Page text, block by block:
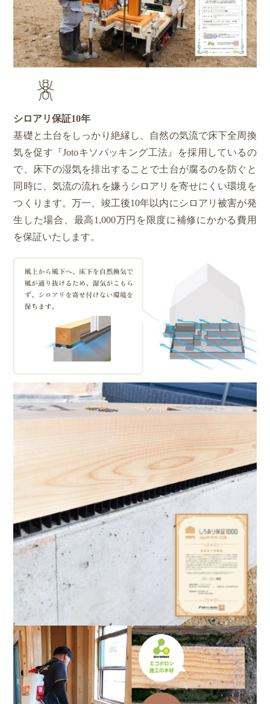
シロアリ保証10年
基礎と土台をしっかり絶縁し、自然の気流で床下全周換
気を促す『Jotoキソパッキング工法』を採用しているの
で、床下の湿気を排出することで土台が腐るのを防ぐと
同時に、気流の流れを嫌うシロアリを寄せにくい環境を
つくります。万一、竣工後10年以内にシロアリ被害が発
生した場合、最高1,000万円を限度に補修にかかる費用
を保証いたします。